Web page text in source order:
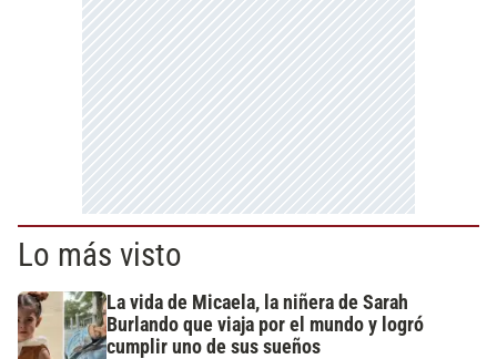
Lo más visto
La vida de Micaela, la niñera de Sarah
Burlando que viaja por el mundo y logró
cumplir uno de sus sueños